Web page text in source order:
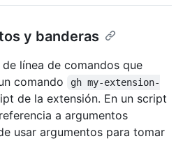
y banderas
línea de comandos que
comando
gh my-extension-
de la extensión. En un script
a argumentos
usar argumentos para tomar